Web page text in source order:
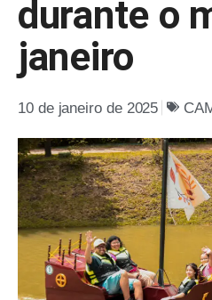
durante o
janeiro
10 de janeiro de 2025